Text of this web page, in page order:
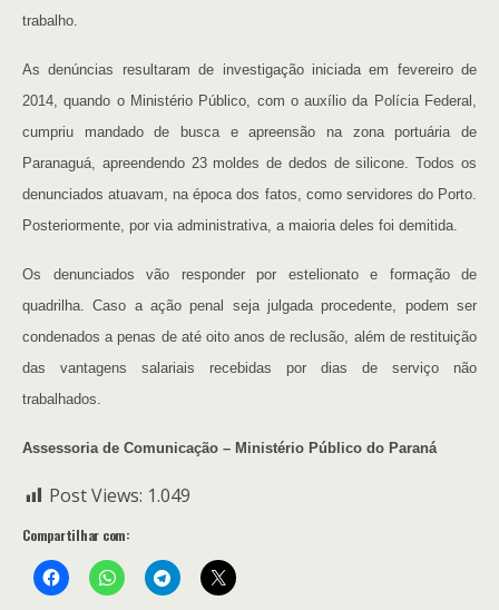
trabalho.
As denúncias resultaram de investigação iniciada em fevereiro de
2014, quando o Ministério Público, com o auxílio da Polícia Federal,
cumpriu mandado de busca e apreensão na zona portuária de
Paranaguá, apreendendo 23 moldes de dedos de silicone. Todos os
denunciados atuavam, na época dos fatos, como servidores do Porto.
Posteriormente, por via administrativa, a maioria deles foi demitida.
Os denunciados vão responder por estelionato e formação de
quadrilha. Caso a ação penal seja julgada procedente, podem ser
condenados a penas de até oito anos de reclusão, além de restituição
das vantagens salariais recebidas por dias de serviço não
trabalhados.
Assessoria de Comunicação – Ministério Público do Paraná
Post Views: 1.049
Compartilhar com: